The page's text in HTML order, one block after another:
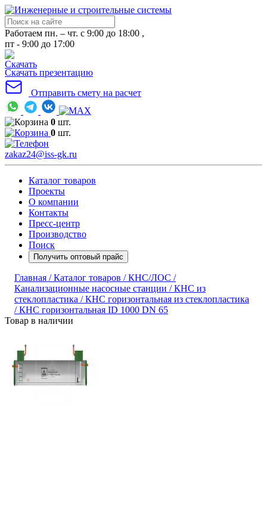
Работаем пн. – чт. с 9:00 до 18:00 ,
пт - 9:00 до 17:00
Скачать презентацию
Отправить смету на расчет
0 шт.
0 шт.
zakaz24@iss-gk.ru
Каталог товаров
Проекты
О компании
Контакты
Пресс-центр
Производство
Поиск
Получить оптовый прайс
Главная /Каталог товаров /КНС/ЛОС /
Канализационные насосные станции /КНС из
стеклопластика /КНС горизонтальная из стеклопластика
/КНС горизонтальная ID 1000 DN 65
Товар в наличии